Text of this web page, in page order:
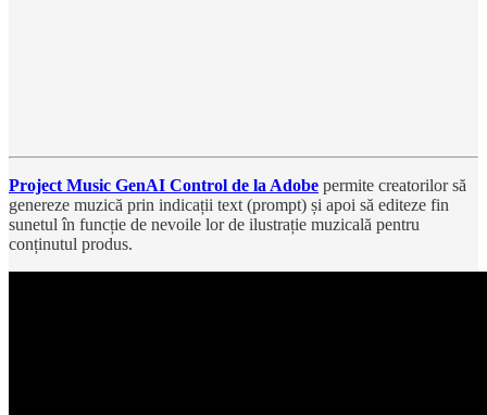
Project Music GenAI Control de la Adobe permite creatorilor să
genereze muzică prin indicații text (prompt) și apoi să editeze fin
sunetul în funcție de nevoile lor de ilustrație muzicală pentru
conținutul produs.